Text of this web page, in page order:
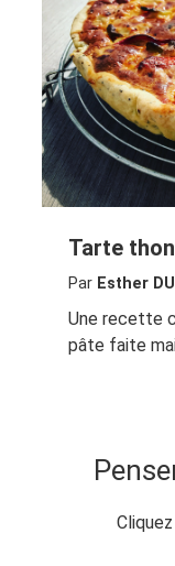
Tarte
Par Esther
Une recette
pâte faite